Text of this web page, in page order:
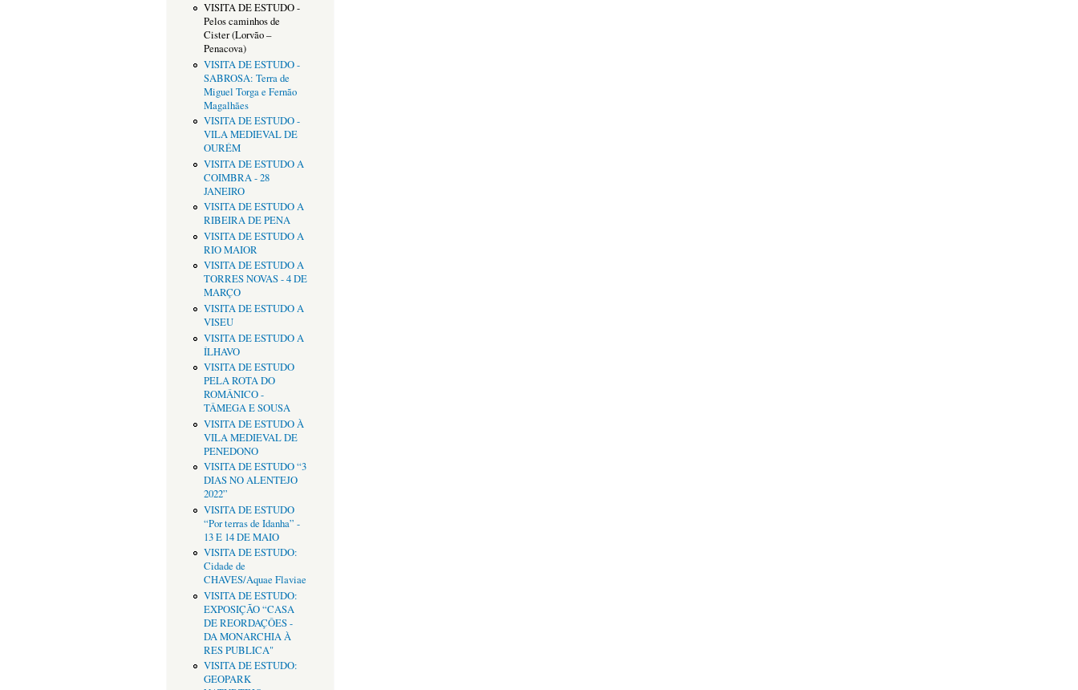
VISITA DE ESTUDO -
Pelos caminhos de
Cister (Lorvão –
Penacova)
VISITA DE ESTUDO -
SABROSA: Terra de
Miguel Torga e Fernão
Magalhães
VISITA DE ESTUDO -
VILA MEDIEVAL DE
OURÉM
VISITA DE ESTUDO A
COIMBRA - 28
JANEIRO
VISITA DE ESTUDO A
RIBEIRA DE PENA
VISITA DE ESTUDO A
RIO MAIOR
VISITA DE ESTUDO A
TORRES NOVAS - 4 DE
MARÇO
VISITA DE ESTUDO A
VISEU
VISITA DE ESTUDO A
ÍLHAVO
VISITA DE ESTUDO
PELA ROTA DO
ROMÂNICO -
TÂMEGA E SOUSA
VISITA DE ESTUDO À
VILA MEDIEVAL DE
PENEDONO
VISITA DE ESTUDO “3
DIAS NO ALENTEJO
2022”
VISITA DE ESTUDO
“Por terras de Idanha” -
13 E 14 DE MAIO
VISITA DE ESTUDO:
Cidade de
CHAVES/Aquae Flaviae
VISITA DE ESTUDO:
EXPOSIÇÃO “CASA
DE REORDAÇÔES -
DA MONARCHIA À
RES PUBLICA"
VISITA DE ESTUDO:
GEOPARK